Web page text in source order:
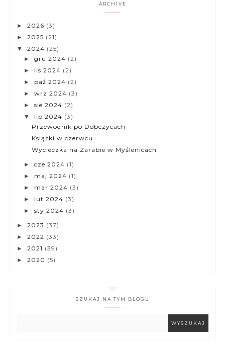
ARCHIVE
► 2026 (3)
► 2025 (21)
▼ 2024 (25)
►gru 2024 (2)
► lis 2024 (2)
► paź 2024 (2)
►wrz 2024 (3)
►sie 2024 (2)
▼ lip 2024 (3)
Przewodnik po Dobczycach
Książki w czerwcu
Wycieczka na Zarabie w Myślenicach
►cze 2024 (1)
► maj 2024 (1)
► mar 2024 (3)
► lut 2024 (3)
►sty 2024 (3)
► 2023 (37)
► 2022 (33)
► 2021 (39)
► 2020 (5)
SZUKAJ NA TYM BLOGU